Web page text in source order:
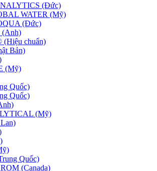
(Đức)
WATER (Mỹ)
(Đức)
(Anh)
chuẩn)
Bản)
(Mỹ)
Quốc)
Quốc)
(Mỹ)
Quốc)
(Canada)